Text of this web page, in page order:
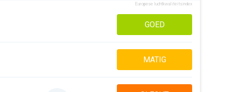
Europese luchtkwaliteitsindex
GOED
MATIG